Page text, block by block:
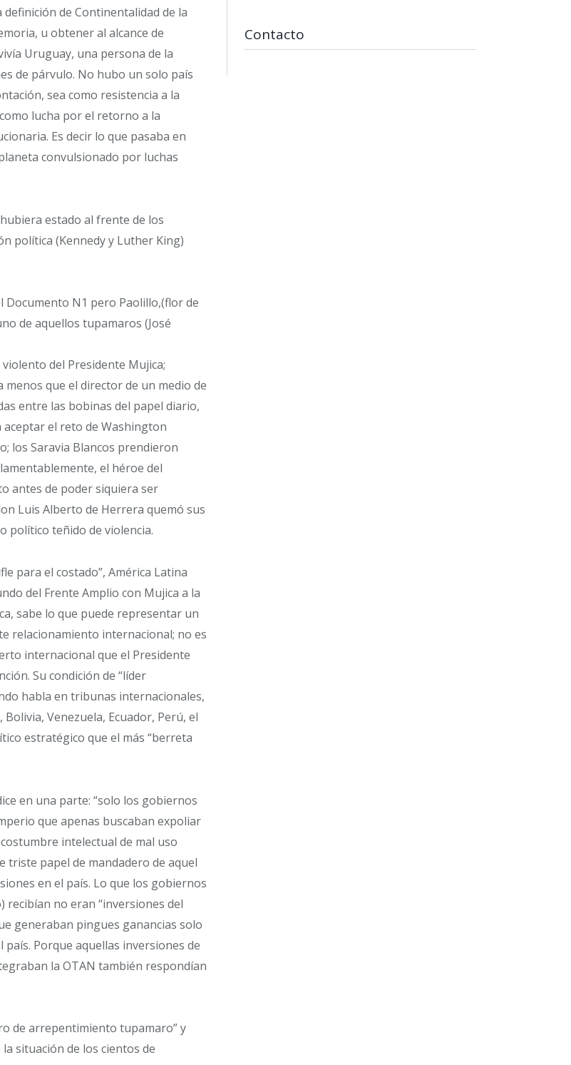
definición de Continentalidad de la
u obtener al alcance de
Uruguay, una persona de la
de párvulo. No hubo un solo país
sea como resistencia a la
lucha por el retorno a la
Es decir lo que pasaba en
convulsionado por luchas
estado al frente de los
política (Kennedy y Luther King)
N1 pero Paolillo,(flor de
de aquellos tupamaros (José
del Presidente Mujica;
que el director de un medio de
entre las bobinas del papel diario,
el reto de Washington
los Saravia Blancos prendieron
el héroe del
antes de poder siquiera ser
Luis Alberto de Herrera quemó sus
político teñido de violencia.
para el costado”, América Latina
del Frente Amplio con Mujica a la
sabe lo que puede representar un
relacionamiento internacional; no es
internacional que el Presidente
Su condición de “líder
habla en tribunas internacionales,
Venezuela, Ecuador, Perú, el
estratégico que el más “berreta
en una parte: “solo los gobiernos
que apenas buscaban expoliar
intelectual de mal uso
triste papel de mandadero de aquel
en el país. Lo que los gobiernos
no eran “inversiones del
generaban pingues ganancias solo
Porque aquellas inversiones de
la OTAN también respondían
de arrepentimiento tupamaro” y
situación de los cientos de
Contacto